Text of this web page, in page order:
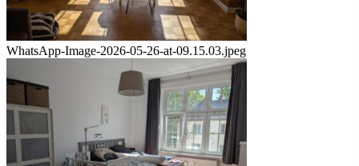
WhatsApp-Image-2026-05-26-at-09.15.03.jpeg